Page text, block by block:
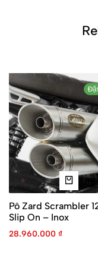
Pô Zard Scrambler
Slip On – Inox
28.960.000 ₫